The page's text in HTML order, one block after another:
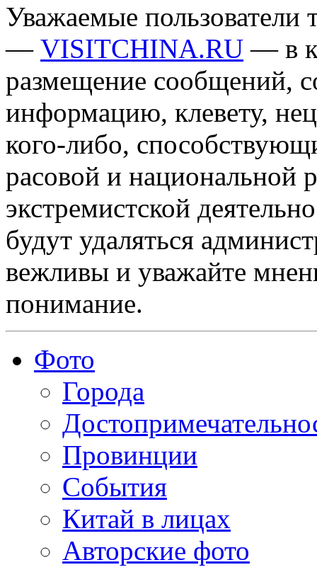
Уважаемые пользователи
— VISITCHINA.RU — в
размещение сообщений,
информацию, клевету,
кого-либо,
расовой и национальной
экстремистской
будут удаляться
вежливы и уважайте
понимание.
Фото
Города
Провинции
События
Китай в лицах
Авторские фото